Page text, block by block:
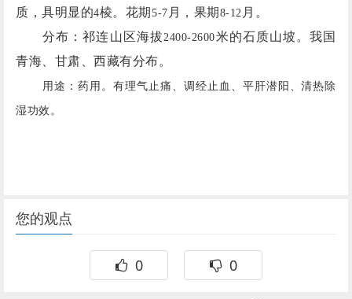
质，具明显的4棱。花期 5-7 月，果期 8-12 月。
分布：祁连山区海拔 2400-2600米的石质山坡。我国
青海、甘肃、西藏有分布。
用途：药用。有理气止痛、调经止血、平肝潜阳、清热除
湿功效。
您的观点
0 0